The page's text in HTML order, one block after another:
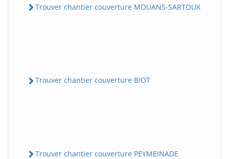
Trouver chantier couverture MOUANS-SARTOUX
Trouver chantier couverture BIOT
Trouver chantier couverture PEYMEINADE